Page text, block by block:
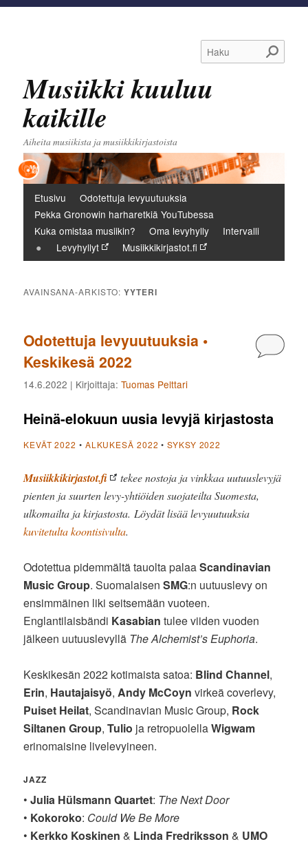
Haku
Musiikki kuuluu
kaikille
Aiheita musiikista ja musiikkikirjastoista
Päävalikko
Etusivu
Odotettuja levyuutuuksia
Pekka Gronowin harharetkiä YouTubessa
Kuka omistaa musiikin?
Oma levyhylly
Intervalli
Levyhyllyt
Musiikkikirjastot.fi
AVAINSANA-ARKISTO:YYTERI
Odotettuja levyuutuuksia •
Keskikesä 2022
14.6.2022 | Kirjoittaja:Tuomas Pelttari
Heinä-elokuun uusia levyjä kirjastosta
KEVÄT 2022 • ALKUKESÄ 2022 •SYKSY 2022
Musiikkikirjastot.fi
tekee nostoja ja vinkkaa uutuuslevyjä
pienten ja suurten levy-yhtiöiden suojateilta Suomesta,
ulkomailta ja kirjastosta. Löydät lisää levyuutuuksia
kuvitetulta koontisivulta.
Odotettua pidemmältä tauolta palaaScandinavian
Music Group. SuomalaisenSMG:n uutuuslevy on
ensimmäinen liki seitsemään vuoteen.
Englantilaisbändi Kasabian tulee viiden vuoden
jälkeen uutuuslevyllä The Alchemist’s Euphoria.
Keskikesän 2022 kotimaista satoa: Blind Channel,
Erin, Hautajaisyö, Andy McCoyn virkeä coverlevy,
Puiset Heilat, Scandinavian Music Group, Rock
Siltanen Group,Tulio ja retropuolellaWigwam
erinomaisine livelevyineen.
JAZZ
•Julia Hülsmann Quartet: The Next Door
• Kokoroko: Could We Be More
• Kerkko Koskinen & Linda Fredriksson & UMO